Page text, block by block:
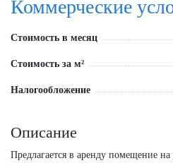
Коммерческие
Стоимость в месяц
Стоимость за м²
Налогообложение
Описание
Предлагается в аренду помещение